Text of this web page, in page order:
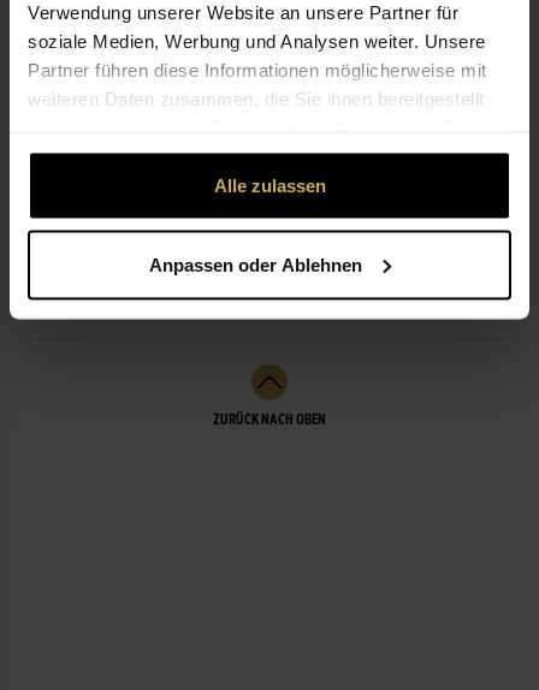
Verwendung unserer Website an unsere Partner für
soziale Medien, Werbung und Analysen weiter. Unsere
Partner führen diese Informationen möglicherweise mit
weiteren Daten zusammen, die Sie ihnen bereitgestellt
gesammelt haben.
Alle zulassen
Anpassen oder Ablehnen
25335 Elmshorn
015774650672
elmshornerflower@web.de
ÖFFNUNGSZEITEN
LEISTUNGEN
ZURÜCK NACH OBEN